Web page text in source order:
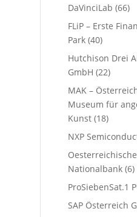
DaVinciLab (66)
FLiP – Erste
Park (40)
Hutchison Drei
GmbH (22)
MAK –
Museum für
Kunst (18)
NXP
Oesterreichische
Nationalbank (6)
ProSiebenSat.1
SAP Österreich